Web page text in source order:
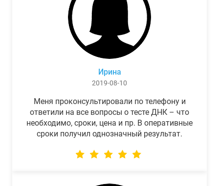
Ирина
2019-08-10
Меня проконсультировали по телефону и
ответили на все вопросы о тесте ДНК – что
необходимо, сроки, цена и пр. В оперативные
сроки получил однозначный результат.